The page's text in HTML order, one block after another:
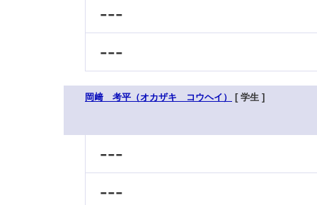
---
---
岡﨑 考平（オカザキ コウヘイ） [ 学生 ]
---
---